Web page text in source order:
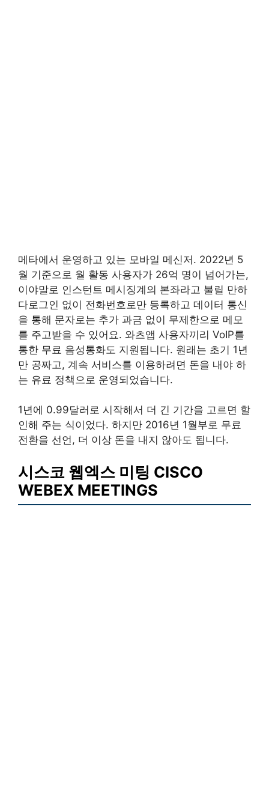
메타에서 운영하고 있는 모바일 메신저. 2022년 5
월 기준으로 월 활동 사용자가 26억 명이 넘어가는,
이야말로 인스턴트 메시징계의 본좌라고 불릴 만하
다로그인 없이 전화번호로만 등록하고 데이터 통신
을 통해 문자로는 추가 과금 없이 무제한으로 메모
를 주고받을 수 있어요. 와츠앱 사용자끼리 VoIP를
통한 무료 음성통화도 지원됩니다. 원래는 초기 1년
만 공짜고, 계속 서비스를 이용하려면 돈을 내야 하
는 유료 정책으로 운영되었습니다.
1년에 0.99달러로 시작해서 더 긴 기간을 고르면 할
인해 주는 식이었다. 하지만 2016년 1월부로 무료
전환을 선언, 더 이상 돈을 내지 않아도 됩니다.
시스코 웹엑스 미팅 CISCO
WEBEX MEETINGS